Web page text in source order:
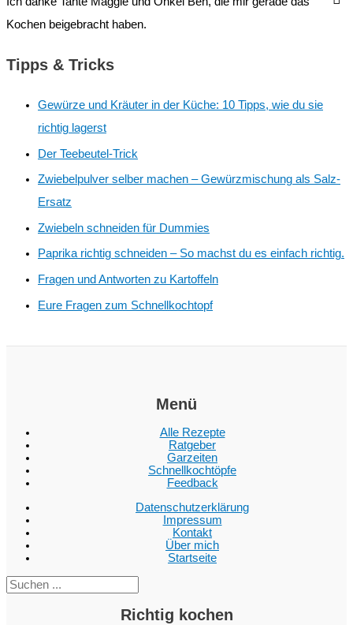
Kochen beigebracht haben.
Tipps & Tricks
Gewürze und Kräuter in der Küche: 10 Tipps, wie du sie
richtig lagerst
Der Teebeutel-Trick
Zwiebelpulver selber machen – Gewürzmischung als Salz-
Ersatz
Zwiebeln schneiden für Dummies
Paprika richtig schneiden – So machst du es einfach richtig.
Fragen und Antworten zu Kartoffeln
Eure Fragen zum Schnellkochtopf
Menü
Alle Rezepte
Ratgeber
Garzeiten
Schnellkochtöpfe
Feedback
Datenschutzerklärung
Impressum
Kontakt
Über mich
Startseite
Richtig kochen